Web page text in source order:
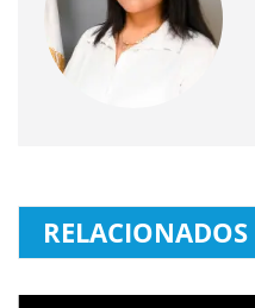
RELACIONADOS